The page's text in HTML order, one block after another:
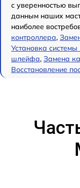
с уверенностью
данным наших
наиболее
контроллера,
Установка системы
шлейфа, Замена
Восстановление